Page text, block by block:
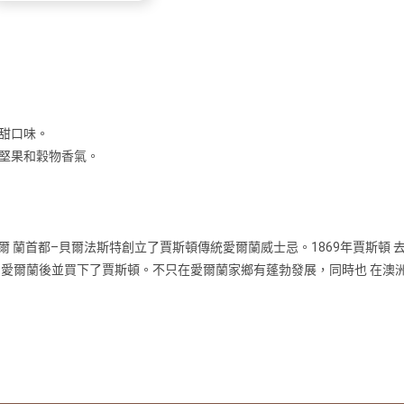
口味。
果和穀物香氣。
蘭首都–貝爾法斯特創立了賈斯頓傳統愛爾蘭威士忌。1869年賈斯頓
爾蘭後並買下了賈斯頓。不只在愛爾蘭家鄉有蓬勃發展，同時也 在